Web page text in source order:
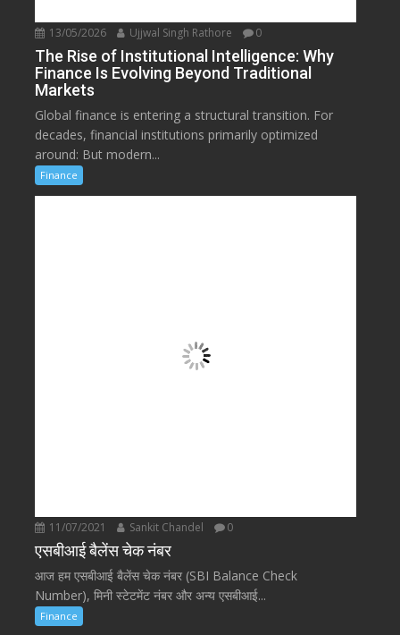
13/05/2026 Ujjwal Singh Rathore 0
The Rise of Institutional Intelligence: Why
Finance Is Evolving Beyond Traditional
Markets
Global finance is entering a structural transition. For
decades, financial institutions primarily optimized
around: But modern...
Finance
11/07/2021 Sankit Chandel 0
एसबीआई बैलेंस चेक नंबर
आज हम एसबीआई बैलेंस चेक नंबर (SBI Balance Check
Number), मिनी स्टेटमेंट नंबर और अन्य एसबीआई...
Finance